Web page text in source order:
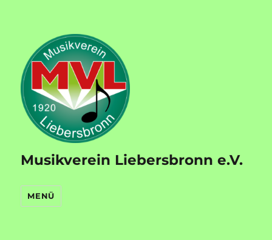
Musikverein Liebersbronn e.V.
MENÜ